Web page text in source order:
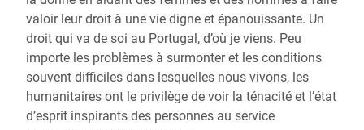
valoir leur droit à une vie digne et épanouissante. Un
droit qui va de soi au Portugal, d’où je viens. Peu
importe les problèmes à surmonter et les conditions
souvent difficiles dans lesquelles nous vivons, les
humanitaires ont le privilège de voir la ténacité et l’état
d’esprit inspirants des personnes au service